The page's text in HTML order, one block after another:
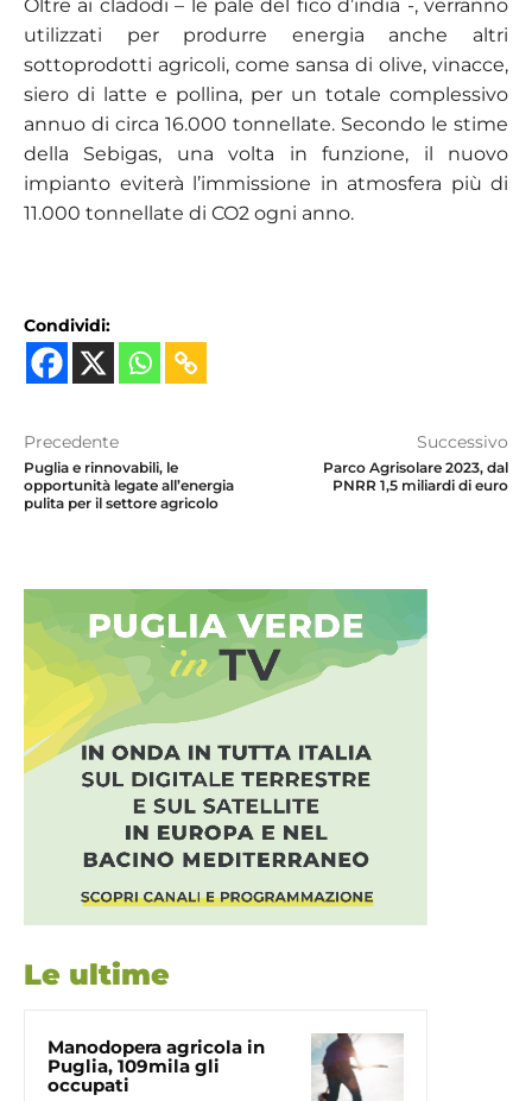
Oltre ai cladodi – le pale del fico d’india -, verranno
utilizzati per produrre energia anche altri
sottoprodotti agricoli, come sansa di olive, vinacce,
siero di latte e pollina, per un totale complessivo
annuo di circa 16.000 tonnellate. Secondo le stime
della Sebigas, una volta in funzione, il nuovo
impianto eviterà l’immissione in atmosfera più di
11.000 tonnellate di CO2 ogni anno.
Condividi:
Precedente
Puglia e rinnovabili, le
opportunità legate all’energia
pulita per il settore agricolo
Successivo
Parco Agrisolare 2023, dal
PNRR 1,5 miliardi di euro
Le ultime
Manodopera agricola in
Puglia, 109mila gli
occupati